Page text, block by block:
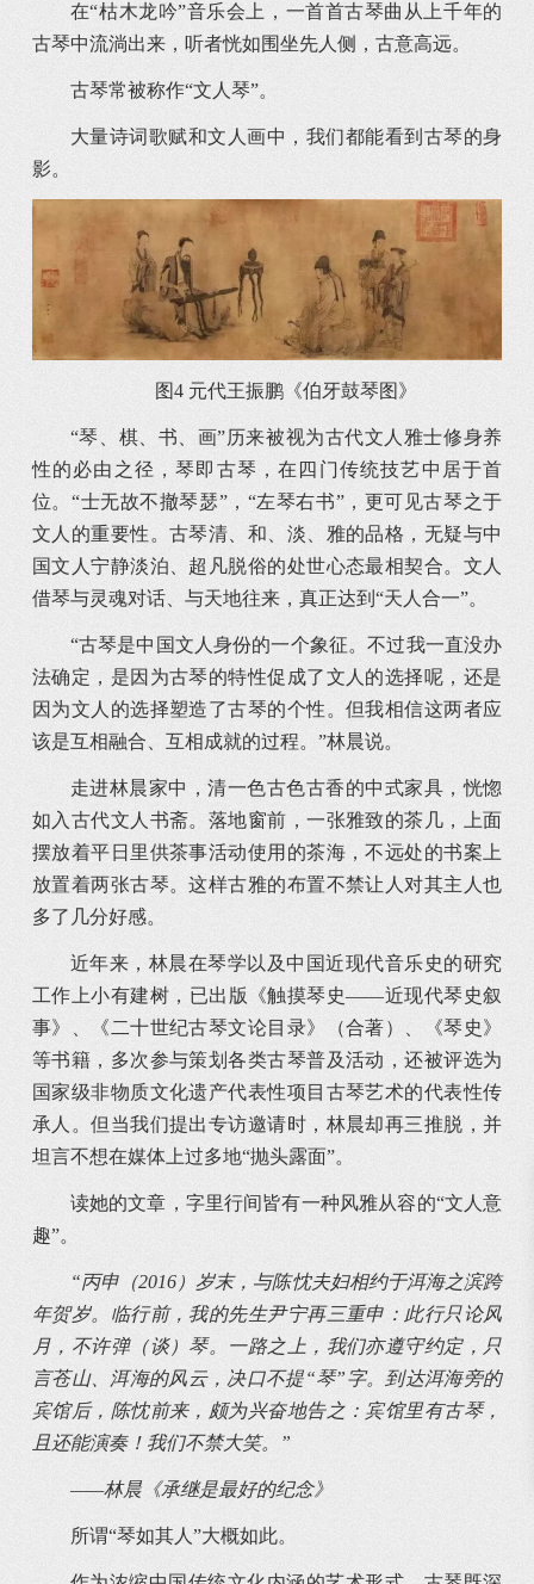
在“枯木龙吟”音乐会上，一首首古琴曲从上千年的
古琴中流淌出来，听者恍如围坐先人侧，古意高远。
古琴常被称作“文人琴”。
大量诗词歌赋和文人画中，我们都能看到古琴的身
影。
图4 元代王振鹏《伯牙鼓琴图》
“琴、棋、书、画”历来被视为古代文人雅士修身养
性的必由之径，琴即古琴，在四门传统技艺中居于首
位。“士无故不撤琴瑟”，“左琴右书”，更可见古琴之于
文人的重要性。古琴清、和、淡、雅的品格，无疑与中
国文人宁静淡泊、超凡脱俗的处世心态最相契合。文人
借琴与灵魂对话、与天地往来，真正达到“天人合一”。
“古琴是中国文人身份的一个象征。不过我一直没办
法确定，是因为古琴的特性促成了文人的选择呢，还是
因为文人的选择塑造了古琴的个性。但我相信这两者应
该是互相融合、互相成就的过程。”林晨说。
走进林晨家中，清一色古色古香的中式家具，恍惚
如入古代文人书斋。落地窗前，一张雅致的茶几，上面
摆放着平日里供茶事活动使用的茶海，不远处的书案上
放置着两张古琴。这样古雅的布置不禁让人对其主人也
多了几分好感。
近年来，林晨在琴学以及中国近现代音乐史的研究
工作上小有建树，已出版《触摸琴史——近现代琴史叙
事》、《二十世纪古琴文论目录》（合著）、《琴史》
等书籍，多次参与策划各类古琴普及活动，还被评选为
国家级非物质文化遗产代表性项目古琴艺术的代表性传
承人。但当我们提出专访邀请时，林晨却再三推脱，并
坦言不想在媒体上过多地“抛头露面”。
读她的文章，字里行间皆有一种风雅从容的“文人意
趣”。
“丙申（2016）岁末，与陈忱夫妇相约于洱海之滨跨
年贺岁。临行前，我的先生尹宁再三重申：此行只论风
月，不许弹（谈）琴。一路之上，我们亦遵守约定，只
言苍山、洱海的风云，决口不提“琴”字。到达洱海旁的
宾馆后，陈忱前来，颇为兴奋地告之：宾馆里有古琴，
且还能演奏！我们不禁大笑。”
——林晨《承继是最好的纪念》
所谓“琴如其人”大概如此。